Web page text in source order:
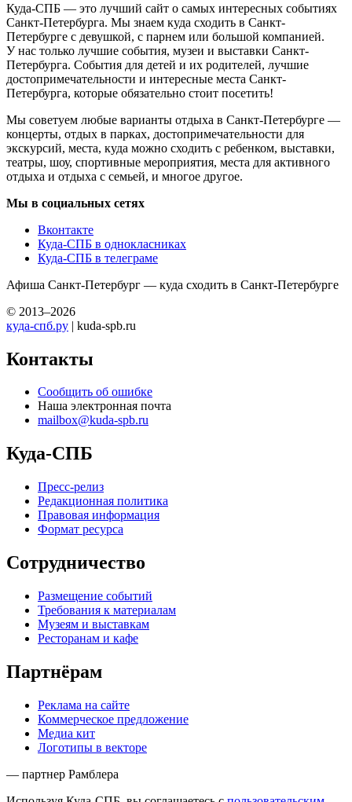
Куда-СПБ — это лучший сайт о самых интересных событиях
Санкт-Петербурга. Мы знаем куда сходить в Санкт-
Петербурге с девушкой, с парнем или большой компанией.
У нас только лучшие события, музеи и выставки Санкт-
Петербурга. События для детей и их родителей, лучшие
достопримечательности и интересные места Санкт-
Петербурга, которые обязательно стоит посетить!
Мы советуем любые варианты отдыха в Санкт-Петербурге —
концерты, отдых в парках, достопримечательности для
экскурсий, места, куда можно сходить с ребенком, выставки,
театры, шоу, спортивные мероприятия, места для активного
отдыха и отдыха с семьей, и многое другое.
Мы в социальных сетях
Вконтакте
Куда-СПБ в однокласниках
Куда-СПБ в телеграме
Афиша Санкт-Петербург — куда сходить в Санкт-Петербурге
© 2013–2026
куда-спб.ру | kuda-spb.ru
Контакты
Сообщить об ошибке
Наша электронная почта
mailbox@kuda-spb.ru
Куда-СПБ
Пресс-релиз
Редакционная политика
Правовая информация
Формат ресурса
Сотрудничество
Размещение событий
Требования к материалам
Музеям и выставкам
Ресторанам и кафе
Партнёрам
Реклама на сайте
Коммерческое предложение
Медиа кит
Логотипы в векторе
— партнер Рамблера